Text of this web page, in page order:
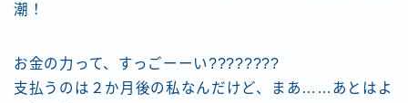
潮！
お金の力って、すっごーーい????????
支払うのは２か月後の私なんだけど、まあ……あとはよ